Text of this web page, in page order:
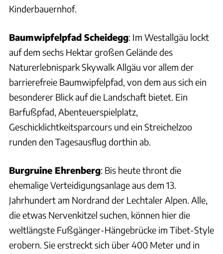
Kinderbauernhof.
Baumwipfelpfad Scheidegg: Im Westallgäu lockt
auf dem sechs Hektar großen Gelände des
Naturerlebnispark Skywalk Allgäu vor allem der
barrierefreie Baumwipfelpfad, von dem aus sich ein
besonderer Blick auf die Landschaft bietet. Ein
Barfußpfad, Abenteuerspielplatz,
Geschicklichtkeitsparcours und ein Streichelzoo
runden den Tagesausflug dorthin ab.
Burgruine Ehrenberg: Bis heute thront die
ehemalige Verteidigungsanlage aus dem 13.
Jahrhundert am Nordrand der Lechtaler Alpen. Alle,
die etwas Nervenkitzel suchen, können hier die
weltlängste Fußgänger-Hängebrücke im Tibet-Style
erobern. Sie erstreckt sich über 400 Meter und in